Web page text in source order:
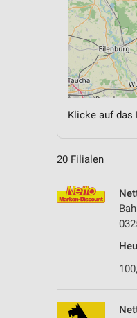
Klicke auf das
20 Filialen